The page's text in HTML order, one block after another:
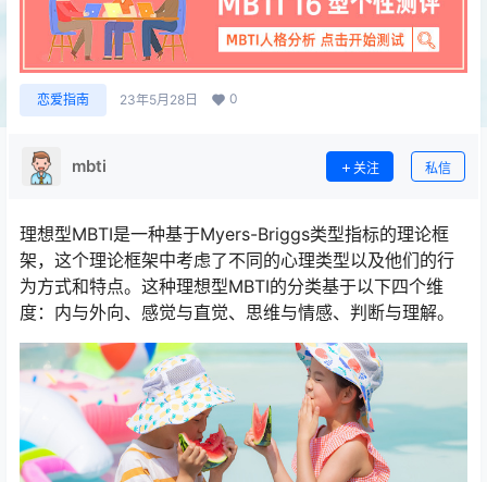
恋爱指南 23年5月28日 0
mbti 关注 私信
理想型MBTI是一种基于Myers-Briggs类型指标的理论框
架，这个理论框架中考虑了不同的心理类型以及他们的行
为方式和特点。这种理想型MBTI的分类基于以下四个维
度：内与外向、感觉与直觉、思维与情感、判断与理解。